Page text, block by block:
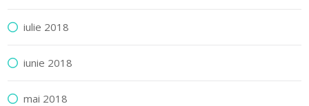
iulie 2018
iunie 2018
mai 2018